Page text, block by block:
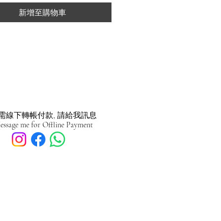
新增至購物車
線下轉帳付款, 請給我訊息
me for Offline Payment